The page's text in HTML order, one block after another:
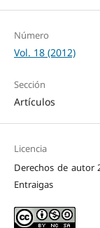
Número
Vol. 18 (2012)
Sección
Artículos
Licencia
Derechos de autor
Entraigas